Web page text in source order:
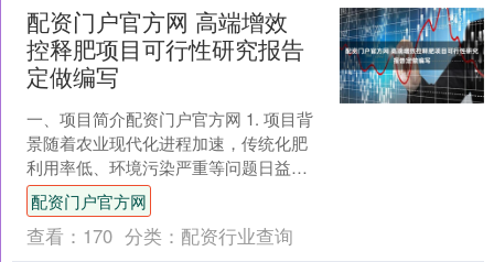
配资门户官方网 高端增效
控释肥项目可行性研究报告
定做编写
一、项目简介配资门户官方网 1. 项目背
景随着农业现代化进程加速，传统化肥
利用率低、环境污染严重等问题日益突
出。控释肥通过包膜技术实现养分缓慢
释放，可显著提高肥....
配资门户官方网
查看： 170 分类： 配资行业查询